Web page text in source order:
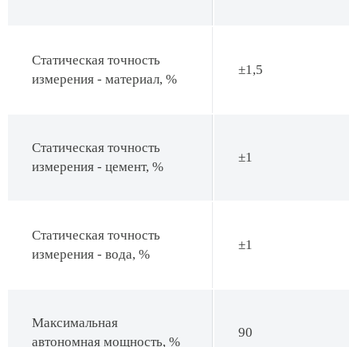
Статическая точность
измерения - материал, %
±1,5
Статическая точность
измерения - цемент, %
±1
Статическая точность
измерения - вода, %
±1
Максимальная
автономная мощность, %
90